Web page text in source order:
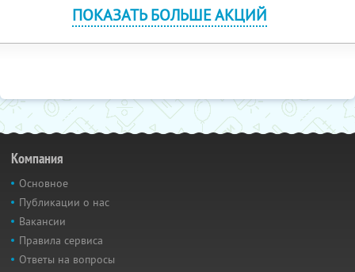
ПОКАЗАТЬ БОЛЬШЕ АКЦИЙ
Компания
Основное
Публикации о нас
Вакансии
Правила сервиса
Ответы на вопросы